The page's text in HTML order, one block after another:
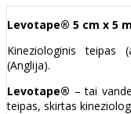
Levotape® 5 cm x 5
Kineziologinis teipas
(Anglija).
Levotape® – tai
teipas, skirtas